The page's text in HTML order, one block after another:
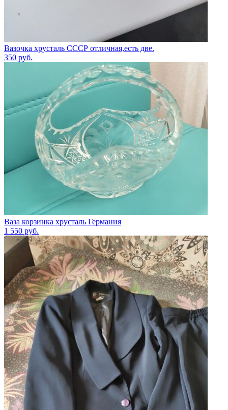
Вазочка хрусталь СССР отличная,есть две.
350 руб.
Ваза корзинка хрусталь Германия
1 550 руб.